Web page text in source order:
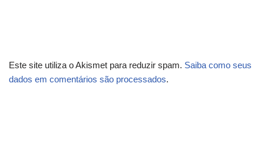
Este site utiliza o Akismet para reduzir spam. Saiba como seus
dados em comentários são processados.